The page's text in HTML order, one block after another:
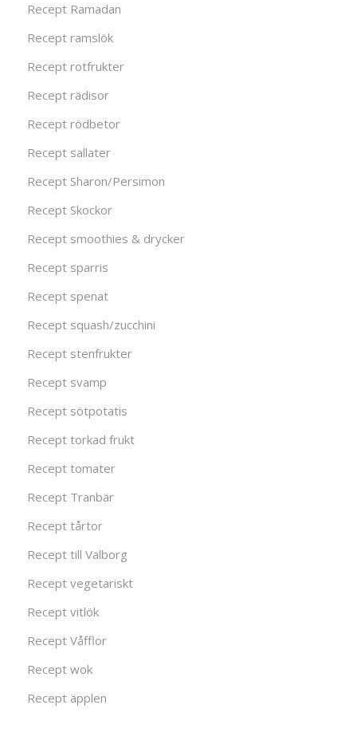
Recept Ramadan
Recept ramslök
Recept rotfrukter
Recept rädisor
Recept rödbetor
Recept sallater
Recept Sharon/Persimon
Recept Skockor
Recept smoothies & drycker
Recept sparris
Recept spenat
Recept squash/zucchini
Recept stenfrukter
Recept svamp
Recept sötpotatis
Recept torkad frukt
Recept tomater
Recept Tranbär
Recept tårtor
Recept till Valborg
Recept vegetariskt
Recept vitlök
Recept Våfflor
Recept wok
Recept äpplen